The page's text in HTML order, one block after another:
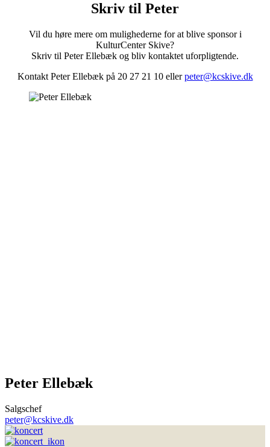
Skriv til Peter
Vil du høre mere om mulighederne for at blive sponsor i
KulturCenter Skive?
Skriv til Peter Ellebæk og bliv kontaktet uforpligtende.
Kontakt Peter Ellebæk på 20 27 21 10 ellerpeter@kcskive.dk
Peter Ellebæk
Salgschef
peter@kcskive.dk